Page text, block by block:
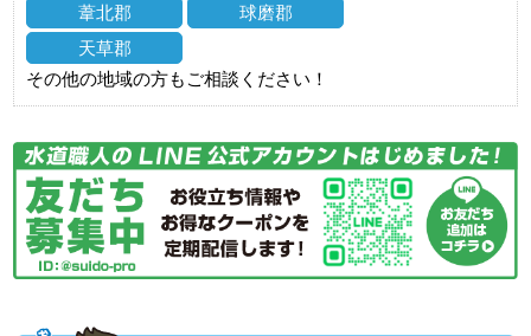
葦北郡
球磨郡
天草郡
その他の地域の方もご相談ください！